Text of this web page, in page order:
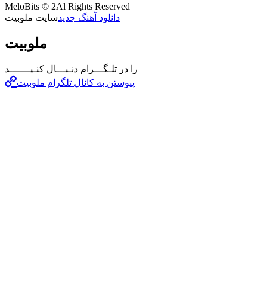
MeloBits © 2Al Rights Reserved
دانلود آهنگ جدیدسایت ملوبیت
ملوبیت
را در تلـگـــرام دنـبـــال کنـیـــــــد
پیوستن به کانال تلگرام ملوبیت